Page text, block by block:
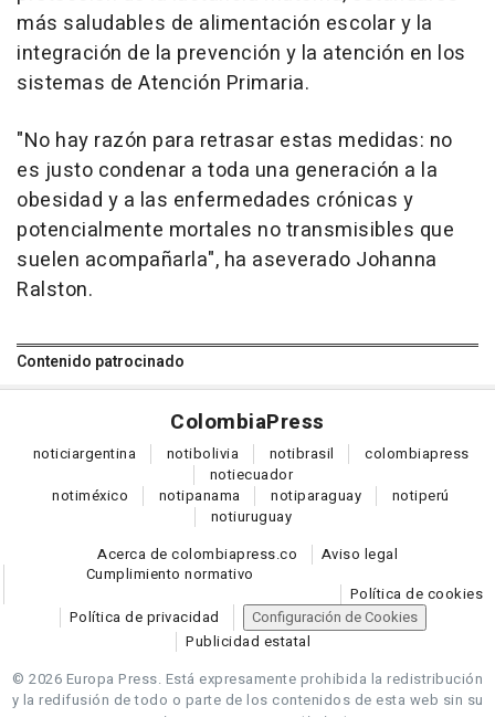
más saludables de alimentación escolar y la
integración de la prevención y la atención en los
sistemas de Atención Primaria.
"No hay razón para retrasar estas medidas: no
es justo condenar a toda una generación a la
obesidad y a las enfermedades crónicas y
potencialmente mortales no transmisibles que
suelen acompañarla", ha aseverado Johanna
Ralston.
Contenido patrocinado
ColombiaPress
noticiargentina notibolivia notibrasil colombiapress
notiecuador
notiméxico notipanama notiparaguay notiperú
notiuruguay
Acerca de colombiapress.co
Aviso legal
Cumplimiento normativo
Política de cookies
Política de privacidad
Configuración de Cookies
Publicidad estatal
© 2026 Europa Press. Está expresamente prohibida la redistribución
y la redifusión de todo o parte de los contenidos de esta web sin su